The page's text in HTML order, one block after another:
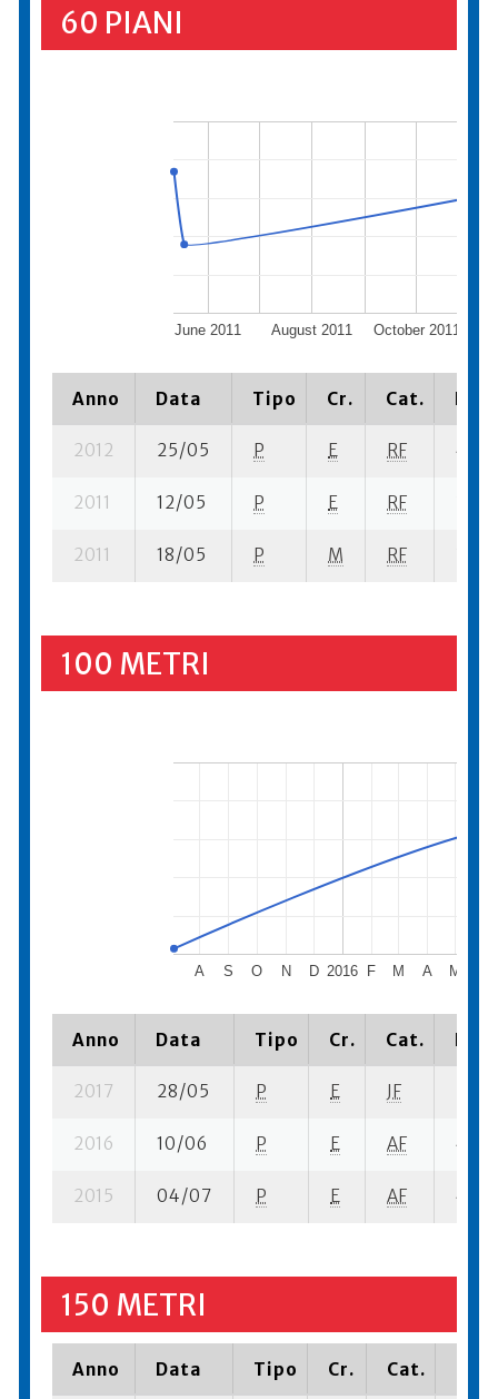
60 PIANI
June 2011 August 2011 October 2011
Anno Data Tipo Cr. Cat.
2012 25/05 P E RF 4 se-
2011 12/05 P E RF
2011 18/05 P M RF
100 METRI
2016
A S O N D F M A M
Anno Data Tipo Cr. Cat.
2017 28/05 P E JF
2016 10/06 P E AF 4 su-
2015 04/07 P E AF 4 su-
150 METRI
Anno Data Tipo Cr. Cat.